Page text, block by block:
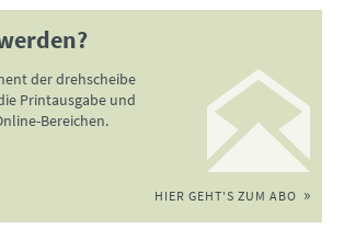
der drehscheibe
Printausgabe und
Bereichen.
HIER GEHT'S ZUM ABO